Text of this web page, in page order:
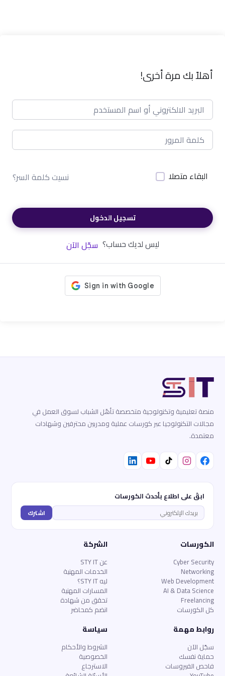
أهلاً بك مرة أخرى!
البقاء متصلا نسيت كلمة السر؟
تسجيل الدخول
ليس لديك حساب؟ سجّل الآن
منصة تعليمية وتكنولوجية متخصصة تأهّل الشباب لسوق العمل في
مجالات التكنولوجيا عبر كورسات عملية ومدربين محترفين وشهادات
معتمدة.
ابقَ على اطلاع بأحدث الكورسات
اشترك
الكورسات
Cyber Security
Networking
Web Development
AI & Data Science
Freelancing
كل الكورسات
الشركة
عن STY IT
الخدمات المهنية
ليه STY IT؟
المسارات المهنية
تحقق من شهادة
انضم كمحاضر
روابط مهمة
سجّل الآن
حماية نفسك
فاحص الفيروسات
سياسة
الشروط والأحكام
الخصوصية
الاسترجاع